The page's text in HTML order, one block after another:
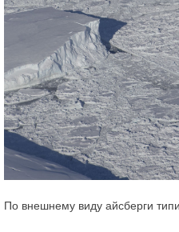
По внешнему виду айсберги